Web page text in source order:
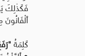
فَكَذٰلِكَ
كَلِمَةُ"